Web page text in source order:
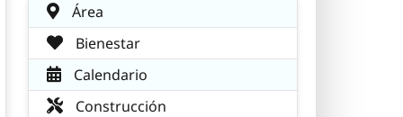
Área
Bienestar
Calendario
Construcción